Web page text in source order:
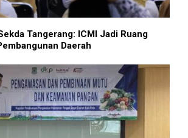
Tangerang: ICMI Jadi Ruang
Daerah